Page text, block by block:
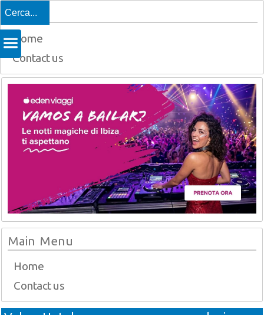
Top
Home
Contact us
Main Menu
Home
Contact us